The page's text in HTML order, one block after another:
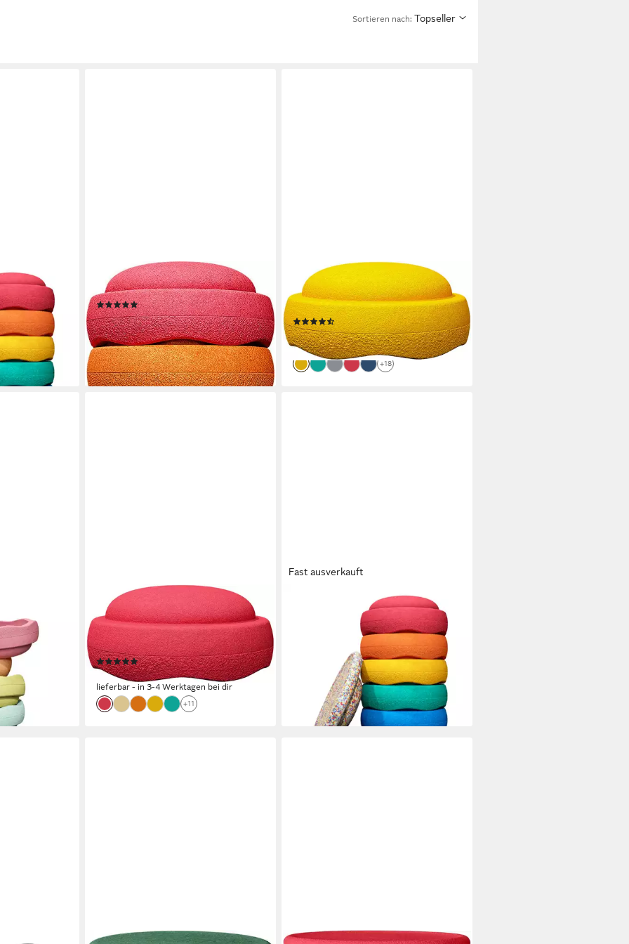
Sortieren nach: Topseller
Rainbow
bei dir
STAPELSTEIN
Balancetrainer Rainbow basic, 6 Stk.
(11)
ab 175,00 €
lieferbar - in 6-7 Werktagen bei dir
STAPELSTEIN
Balancetrainer Stapelstein® Original,
Ø ca. 27,5 cm, Made in Germany
(6)
ab 34,95 €
lieferbar - in 3-4 Werktagen bei dir
+18
€
bei dir
STAPELSTEIN
Balancetrainer Stapelstein® Original
Grow, Ø ca. 57,6 cm, Made in
Germany
(1)
189,00 €
lieferbar - in 3-4 Werktagen bei dir
+11
Fast ausverkauft
Kinderhocker Stapelstein® Rainbow
lieferbar - in 2-3 Werktagen bei dir